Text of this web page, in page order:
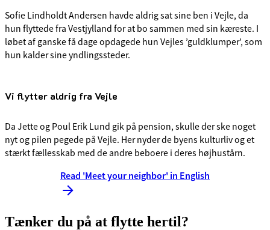
Sofie Lindholdt Andersen havde aldrig sat sine ben i Vejle, da
hun flyttede fra Vestjylland for at bo sammen med sin kæreste. I
løbet af ganske få dage opdagede hun Vejles ’guldklumper’, som
hun kalder sine yndlingssteder.
Vi flytter aldrig fra Vejle
Da Jette og Poul Erik Lund gik på pension, skulle der ske noget
nyt og pilen pegede på Vejle. Her nyder de byens kulturliv og et
stærkt fællesskab med de andre beboere i deres højhustårn.
Read 'Meet your neighbor' in English
Tænker du på at flytte hertil?